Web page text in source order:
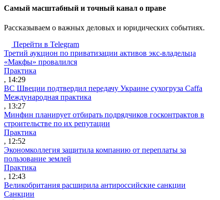
Cамый масштабный и точный канал о праве
Рассказываем о важных деловых и юридических событиях.
Перейти в Telegram
Третий аукцион по приватизации активов экс-владельца
«Макфы» провалился
Практика
, 14:29
ВС Швеции подтвердил передачу Украине сухогруза Caffa
Международная практика
, 13:27
Минфин планирует отбирать подрядчиков госконтрактов в
строительстве по их репутации
Практика
, 12:52
Экономколлегия защитила компанию от переплаты за
пользование землей
Практика
, 12:43
Великобритания расширила антироссийские санкции
Санкции